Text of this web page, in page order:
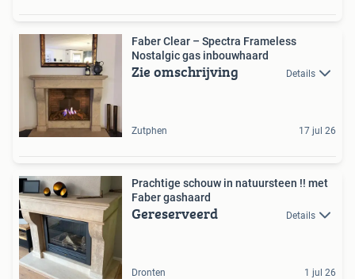
Faber Clear – Spectra Frameless
Nostalgic gas inbouwhaard
Zie omschrijving Details
Zutphen 17 jul 26
Prachtige schouw in natuursteen !! met
Faber gashaard
Gereserveerd Details
Dronten 1 jul 26